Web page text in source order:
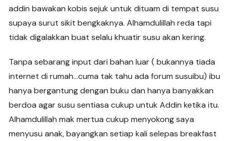
addin bawakan kobis sejuk untuk dituam di tempat susu
supaya surut sikit bengkaknya. Alhamdulillah reda tapi
tidak digalakkan buat selalu khuatir susu akan kering.
Tanpa sebarang input dari bahan luar ( bukannya tiada
internet di rumah…cuma tak tahu ada forum susuibu) ibu
hanya bergantung dengan buku dan hanya banyakkan
berdoa agar susu sentiasa cukup untuk Addin ketika itu.
Alhamdulillah mak mertua cukup menyokong saya
menyusu anak, bayangkan setiap kali selepas breakfast